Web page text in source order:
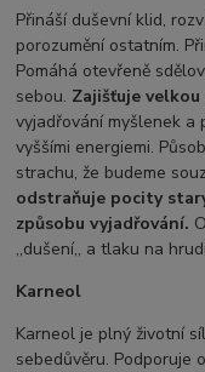
Přináší duševní klid,
porozumění ostatním.
Pomáhá otevřeně
sebou. Zajišťuje
vyjadřování myšlenek a
vyššími energiemi.
strachu, že budeme
odstraňuje pocity
způsobu vyjadřování.
,,dušení,, a tlaku na
Karneol
Karneol je plný životní
sebedůvěru. Podporuje